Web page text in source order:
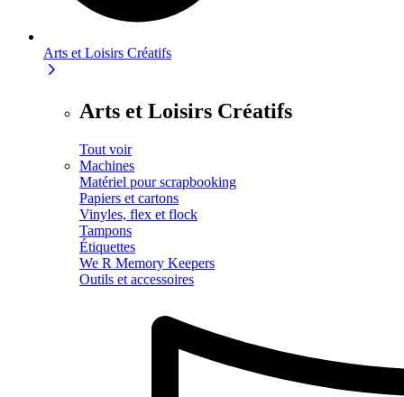
Arts et Loisirs Créatifs
Arts et Loisirs Créatifs
Tout voir
Machines
Matériel pour scrapbooking
Papiers et cartons
Vinyles, flex et flock
Tampons
Étiquettes
We R Memory Keepers
Outils et accessoires